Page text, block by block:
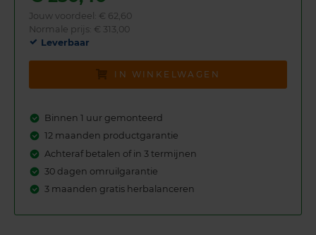
Jouw voordeel: € 62,60
Normale prijs: € 313,00
Leverbaar
IN WINKELWAGEN
Binnen 1 uur gemonteerd
12 maanden productgarantie
Achteraf betalen of in 3 termijnen
30 dagen omruilgarantie
3 maanden gratis herbalanceren